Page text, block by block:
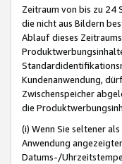
Zeitraum von bis zu 24
die nicht aus Bildern
Ablauf dieses
Kundenanwendung,
Zwischenspeicher
die
(i) Wenn Sie seltener
Anwendung
Datums-/